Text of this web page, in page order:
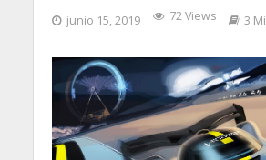
junio 15, 2019 72 Views 3